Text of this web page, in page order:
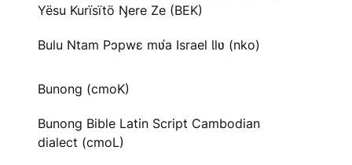
Yësu Kurïsïtö Ŋere Ze (BEK)
Bulu Ntam Pɔpwɛ mʋ́a Israel Ɩlʋ (nko)
Bunong (cmoK)
Bunong Bible Latin Script Cambodian
dialect (cmoL)